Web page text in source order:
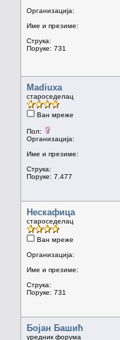
Организација:
Име и презиме:
Струка:
Поруке: 731
Madiuxa
староседелац
Ван мреже
Пол:
Организација:
Име и презиме:
Струка:
Поруке: 7.477
Нескафица
староседелац
Ван мреже
Организација:
Име и презиме:
Струка:
Поруке: 731
Бојан Башић
уредник форума